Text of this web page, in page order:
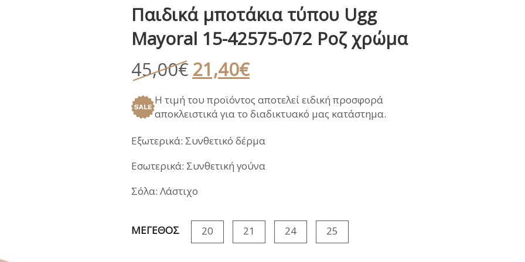
ΑΝΑΤΟΜΙΚΑ ΚΑΛΟΚΑΙΡΙ
ΠΑΝΤΟΦΛΕΣ ΧΕΙΜΩΝΑΣ
ΓΑΛΟΤΣΕΣ / APRE
Παιδικά μποτάκια τύπου Ugg
Mayoral 15-42575-072 Ροζ χρώμα
45,00€ Original
price
was:
45,00€.
21,40€Η
τρέχουσα
τιμή
είναι:
21,40€.
Η τιμή του προϊόντος αποτελεί ειδική προσφορά
αποκλειστικά για το διαδικτυακό μας κατάστημα.
Εξωτερικά: Συνθετικό δέρμα
Εσωτερικά: Συνθετική γούνα
Σόλα: Λάστιχο
ΜΕΓΕΘΟΣ 20 21 24 25